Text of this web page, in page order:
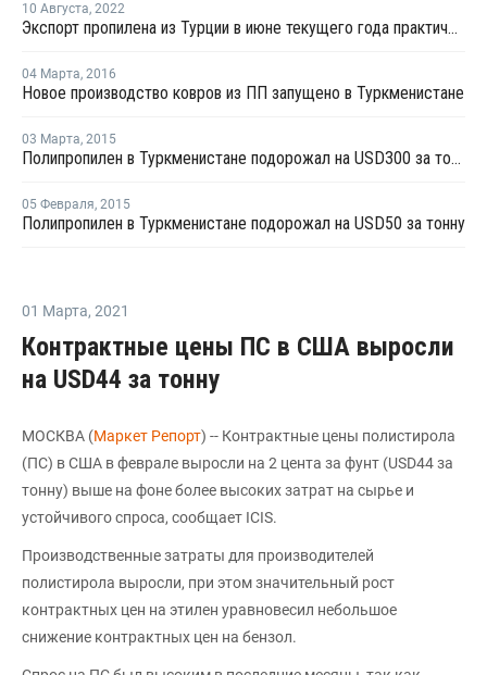
10 Августа, 2022
Экспорт пропилена из Турции в июне текущего года практически не осуществлялся
04 Марта, 2016
Новое производство ковров из ПП запущено в Туркменистане
03 Марта, 2015
Полипропилен в Туркменистане подорожал на USD300 за тонну
05 Февраля, 2015
Полипропилен в Туркменистане подорожал на USD50 за тонну
01 Марта, 2021
Контрактные цены ПС в США выросли
на USD44 за тонну
МОСКВА (Маркет Репорт) -- Контрактные цены полистирола
(ПС) в США в феврале выросли на 2 цента за фунт (USD44 за
тонну) выше на фоне более высоких затрат на сырье и
устойчивого спроса, сообщает ICIS.
Производственные затраты для производителей
полистирола выросли, при этом значительный рост
контрактных цен на этилен уравновесил небольшое
снижение контрактных цен на бензол.